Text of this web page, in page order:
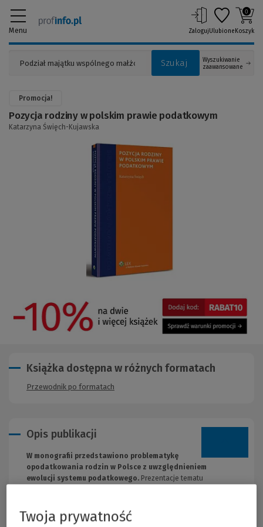
Menu
Szukaj
Wyszukiwanie
zaawansowane
ZalogujUlubione
0
Koszyk
Promocja!
Pozycja rodziny w polskim prawie podatkowym
Katarzyna Święch-Kujawska
Opis publikacji
W monografii przedstawiono problematykę
opodatkowania rodzin w Polsce z uwzględnieniem
ewolucji systemu podatkowego. Prezentacje tematu
rodziny, jak i z polityka podatkowa wobec rodzin. Porównano
także rozwiązania krajowe w zakresie opodatkowania dochodów
Książka dostępna w różnych formatach
Przewodnik po formatach
Twoja prywatność